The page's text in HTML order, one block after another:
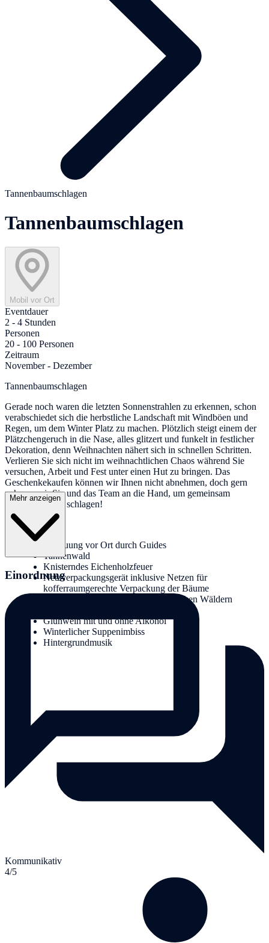
Tannenbaumschlagen
Tannenbaumschlagen
Mobil vor Ort
Eventdauer
2 - 4 Stunden
Personen
20 - 100 Personen
Zeitraum
November - Dezember
Tannenbaumschlagen
Gerade noch waren die letzten Sonnenstrahlen zu erkennen, schon
verabschiedet sich die herbstliche Landschaft mit Windböen und
Regen, um dem Winter Platz zu machen. Plötzlich steigt einem der
Plätzchengeruch in die Nase, alles glitzert und funkelt in festlicher
Dekoration, denn Weihnachten nähert sich in schnellen Schritten.
Verlieren Sie sich nicht im weihnachtlichen Chaos während Sie
versuchen, Arbeit und Fest unter einen Hut zu bringen. Das
Geschenkekaufen können wir Ihnen nicht abnehmen, doch gern
nehmen wir Sie und das Team an die Hand, um gemeinsam
Christbäume zu schlagen!
Leistungen:
Betreuung vor Ort durch Guides
Tannenwald
Knisterndes Eichenholzfeuer
Netzverpackungsgerät inklusive Netzen für
kofferraumgerechte Verpackung der Bäume
Hochwertige Edeltannen aus heimischen Wäldern
Glühwein mit und ohne Alkohol
Winterlicher Suppenimbiss
Hintergrundmusik
Mehr anzeigen
Einordnung
Kommunikativ
4/5